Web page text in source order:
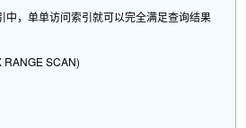
，单单访问索引就可以完全满足查询结果
SCAN)